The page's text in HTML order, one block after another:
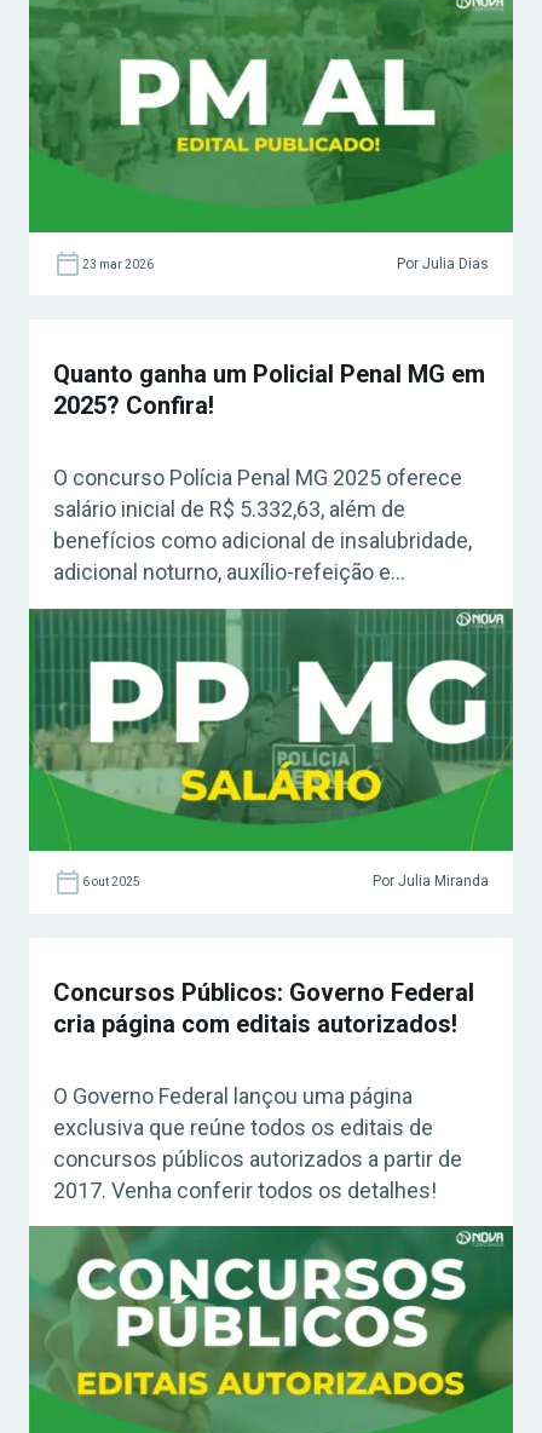
23 mar 2026 Por Julia Dias
Quanto ganha um Policial Penal MG em
2025? Confira!
O concurso Polícia Penal MG 2025 oferece
salário inicial de R$ 5.332,63, além de
benefícios como adicional de insalubridade,
adicional noturno, auxílio-refeição e
gratificação de desempenho. Veja todos os
detalhes sobre a remuneração e vantagens
da carreira!
6 out 2025 Por Julia Miranda
Concursos Públicos: Governo Federal
cria página com editais autorizados!
O Governo Federal lançou uma página
exclusiva que reúne todos os editais de
concursos públicos autorizados a partir de
2017. Venha conferir todos os detalhes!